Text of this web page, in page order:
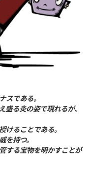
スである。
る炎の姿で現れるが、
けることである。
を持つ。
する宝物を明かすことが